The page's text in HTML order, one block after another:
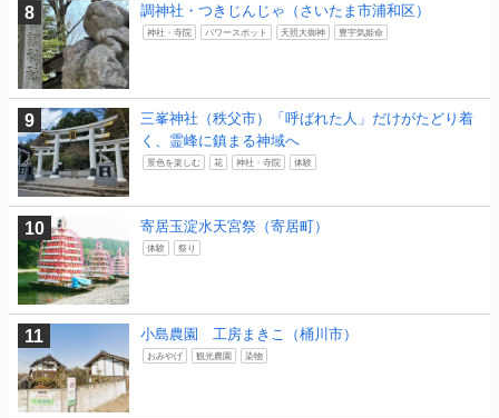
調神社・つきじんじゃ（さいたま市浦和区）
神社・寺院 パワースポット 天照大御神 豊宇気姫命
三峯神社（秩父市）「呼ばれた人」だけがたどり着
く、霊峰に鎮まる神域へ
景色を楽しむ 花 神社・寺院 体験
寄居玉淀水天宮祭（寄居町）
体験 祭り
小島農園 工房まきこ（桶川市）
おみやげ 観光農園 染物